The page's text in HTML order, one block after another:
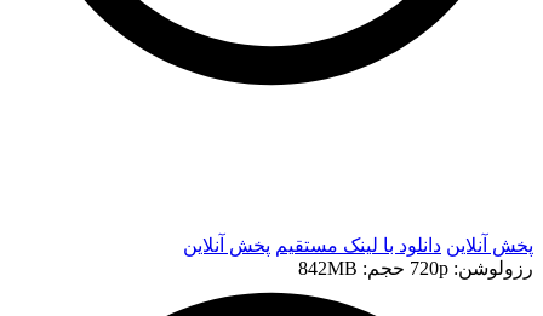
پخش آنلاین دانلود با لينک مستقيم پخش آنلاین
رزولوشن: 720p
حجم: 842MB